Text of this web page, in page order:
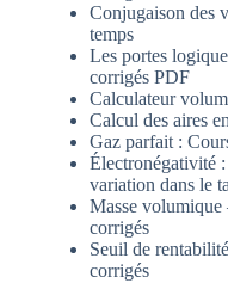
Conjugaison des
temps
Les portes
corrigés PDF
Calculateur
Calcul des aires
Gaz parfait :
Électronégativité
variation dans le
Masse volumique
corrigés
Seuil de
corrigés